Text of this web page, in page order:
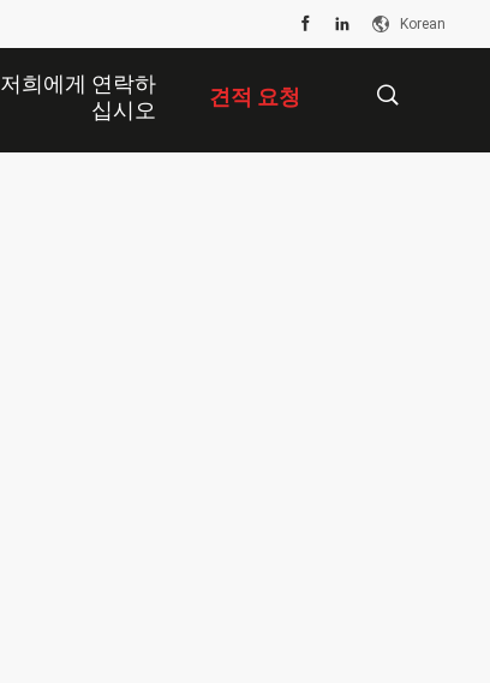
Korean
저희에게 연락하
십시오
견적 요청